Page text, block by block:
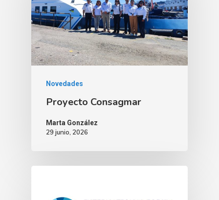
Novedades
Proyecto Consagmar
Marta González
29 junio, 2026